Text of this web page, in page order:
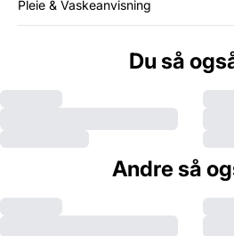
Pleie & Vaskeanvisning
Du så
Andre så